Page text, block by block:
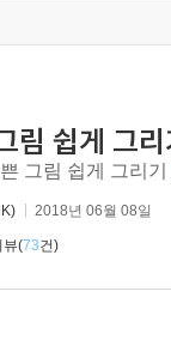
림 쉽게 그리
그림 쉽게 그리기
2018년 06월 08일
뷰(73건)